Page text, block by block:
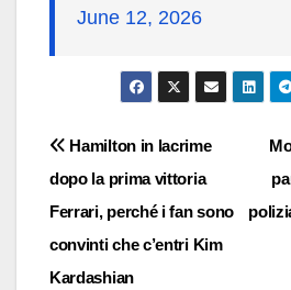
June 12, 2026
Navigazione
articoli
Hamilton in lacrime
dopo la prima vittoria
Ferrari, perché i fan sono
convinti che c’entri Kim
Kardashian